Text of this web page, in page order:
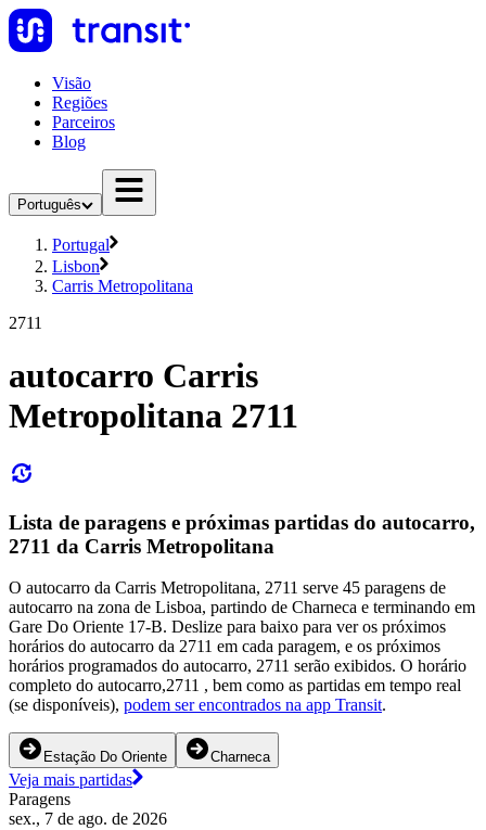
Visão
Regiões
Parceiros
Blog
Português
Portugal
Lisbon
Carris Metropolitana
2711
autocarro Carris
Metropolitana 2711
Lista de paragens e próximas partidas do autocarro,
2711 da Carris Metropolitana
O autocarro da Carris Metropolitana, 2711 serve 45 paragens de
autocarro na zona de Lisboa, partindo de Charneca e terminando em
Gare Do Oriente 17-B. Deslize para baixo para ver os próximos
horários do autocarro da 2711 em cada paragem, e os próximos
horários programados do autocarro, 2711 serão exibidos. O horário
completo do autocarro,2711 , bem como as partidas em tempo real
(se disponíveis), podem ser encontrados na app Transit.
Estação Do Oriente Charneca
Veja mais partidas
Paragens
sex., 7 de ago. de 2026